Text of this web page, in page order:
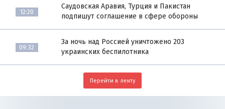
12:20
Саудовская Аравия, Турция и Пакистан
подпишут соглашение в сфере обороны
09:32
За ночь над Россией уничтожено 203
украинских беспилотника
Перейти в ленту